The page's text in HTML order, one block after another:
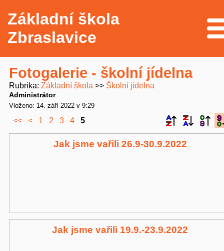
Základní škola
Zbraslavice
Fotogalerie - školní jídelna
Rubrika Základní škola Školní jídelna
Administrátor
Vloženo: 14. září 2022 v 9:29
<< < 1 2 3 4 5
Jak jsme vařili 26.9-30.9.2022
Jak jsme vařili 19.9.-23.9.2022